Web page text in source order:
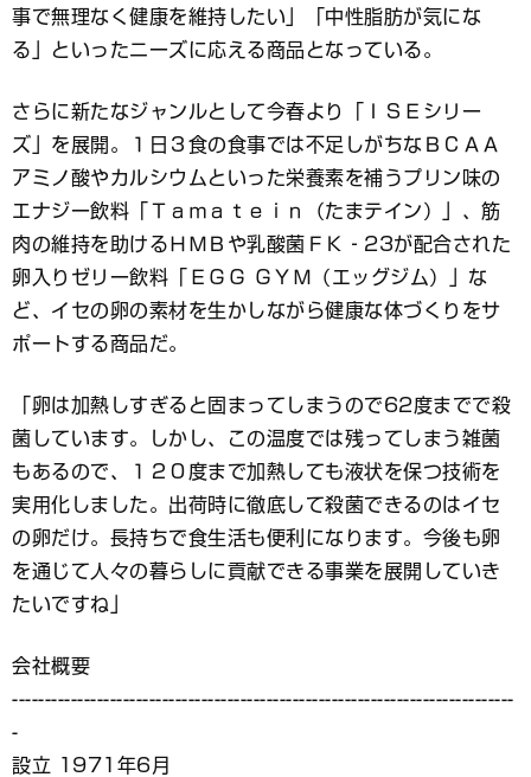
事で無理なく健康を維持したい」「中性脂肪が気にな
る」といったニーズに応える商品となっている。
さらに新たなジャンルとして今春より「ＩＳＥシリー
ズ」を展開。１日３食の食事では不足しがちなＢＣＡＡ
アミノ酸やカルシウムといった栄養素を補うプリン味の
エナジー飲料「Ｔａｍａｔｅｉｎ（たまテイン）」、筋
肉の維持を助けるＨＭＢや乳酸菌ＦＫ‐23が配合された
卵入りゼリー飲料「ＥＧＧ ＧＹＭ（エッグジム）」な
ど、イセの卵の素材を生かしながら健康な体づくりをサ
ポートする商品だ。
「卵は加熱しすぎると固まってしまうので62度までで殺
菌しています。しかし、この温度では残ってしまう雑菌
もあるので、１２０度まで加熱しても液状を保つ技術を
実用化しました。出荷時に徹底して殺菌できるのはイセ
の卵だけ。長持ちで食生活も便利になります。今後も卵
を通じて人々の暮らしに貢献できる事業を展開していき
たいですね」
会社概要
-----------------------------------------------------------------------------
-
設立 1971年6月